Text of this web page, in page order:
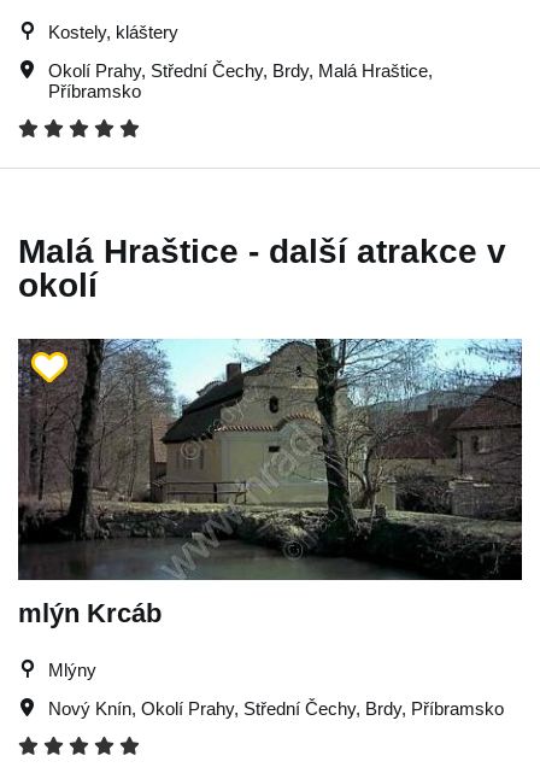
Kostely, kláštery
Okolí Prahy, Střední Čechy, Brdy, Malá Hraštice,
Příbramsko
Malá Hraštice - další atrakce v
okolí
mlýn Krcáb
Mlýny
Nový Knín, Okolí Prahy, Střední Čechy, Brdy, Příbramsko